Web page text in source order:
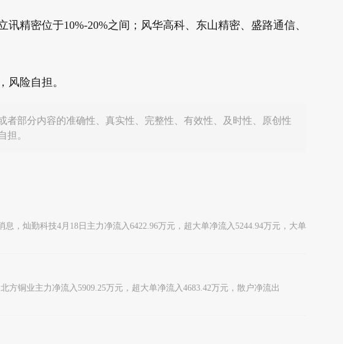
精密位于10%-20%之间；风华高科、东山精密、盛路通信、
险自担。
部分内容的准确性、真实性、完整性、有效性、及时性、原创性
担。
，灿勤科技4月18日主力净流入6422.96万元，超大单净流入5244.94万元，大单
方铜业主力净流入5909.25万元，超大单净流入4683.42万元，散户净流出